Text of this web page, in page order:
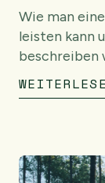
Wie man
leisten kann
beschreiben